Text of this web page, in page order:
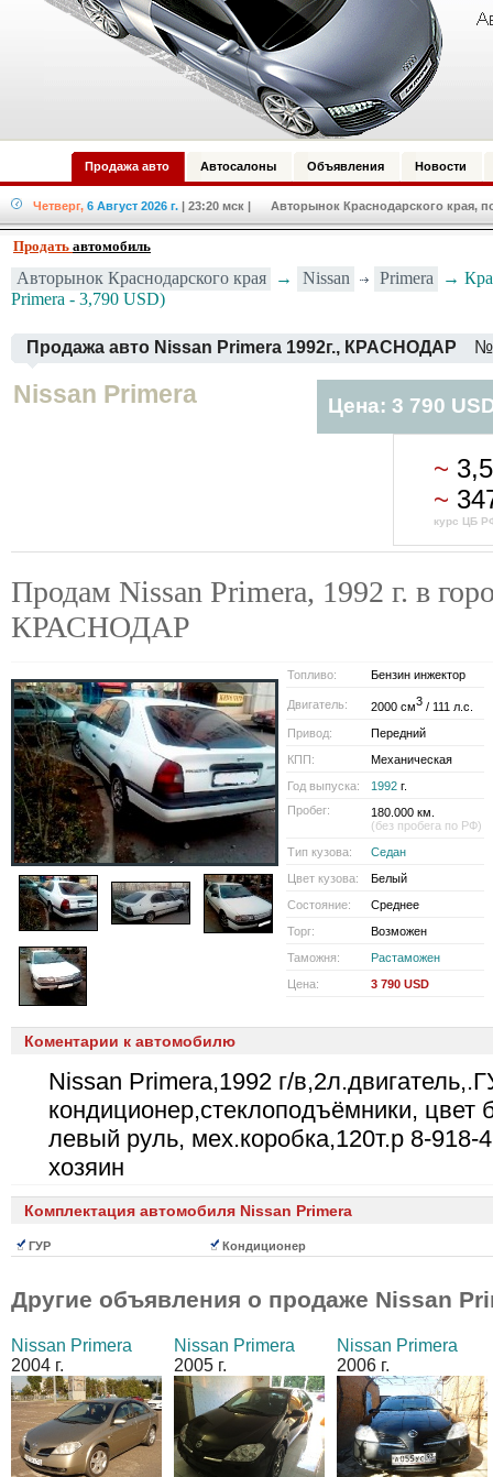
Продажа авто Автосалоны Объявления Новости
Четверг, 6 Август 2026 г. | 23:20 мск | Авторынок Краснодарского края,
Продать автомобиль
Авторынок Краснодарского края → Nissan Primera
→
Primera - 3,790 USD)
Продажа авто Nissan Primera 1992г., КРАСНОДАР №
Nissan Primera Цена: 3 790
~
~
курс ЦБ
Продам Nissan Primera, 1992 г. в
КРАСНОДАР
Топливо: Бензин инжектор
Двигатель: 2000 см3 / 111 л.с.
Привод:
Передний
КПП:
Механическая
Год выпуска:
1992 г.
Пробег:
180.000 км.
(без пробега по РФ)
Тип кузова:
Седан
Цвет кузова:
Белый
Состояние:
Среднее
Торг:
Возможен
Таможня:
Растаможен
Цена:
3 790 USD
Коментарии к автомобилю
Nissan Primera,1992 г/
кондиционер,стеклоподъёмники, цвет
левый руль, мех.коробка,120т.р 8-918-
хозяин
Комплектация автомобиля Nissan Primera
ГУР Кондиционер
Другие объявления о продаже Nissan
Nissan Primera
2004 г.
Nissan Primera
2005 г.
Nissan Primera
2006 г.